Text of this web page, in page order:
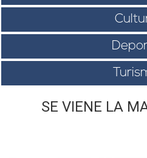
SE VIENE LA